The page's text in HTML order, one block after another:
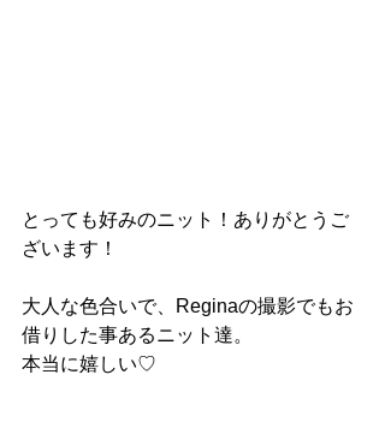
とっても好みのニット！ありがとうご
ざいます！
大人な色合いで、Reginaの撮影でもお
借りした事あるニット達。
本当に嬉しい♡